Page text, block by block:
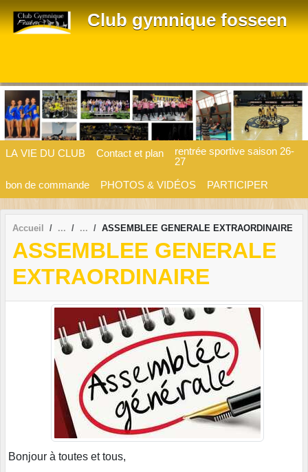
Club gymnique fosseen
LA VIE DU CLUB Contact et plan
rentrée sportive saison 26-
27
bon de commande
PHOTOS & VIDÉOS PARTICIPER
Accueil ASSEMBLEE GENERALE EXTRAORDINAIRE
ASSEMBLEE GENERALE
EXTRAORDINAIRE
Bonjour à toutes et tous,
Panneau de gestion des cookies